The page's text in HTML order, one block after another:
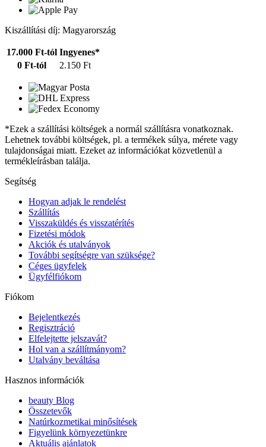
Kiszállítási díj: Magyarország
17.000 Ft-tól Ingyenes*
0 Ft-tól
2.150 Ft
*Ezek a szállítási költségek a normál szállításra vonatkoznak.
Lehetnek további költségek, pl. a termékek súlya, mérete vagy
tulajdonságai miatt. Ezeket az információkat közvetlenül a
termékleírásban találja.
Segítség
Hogyan adjak le rendelést
Szállítás
Visszaküldés és visszatérítés
Fizetési módok
Akciók és utalványok
További segítségre van szüksége?
Céges ügyfelek
Ügyfélfiókom
Fiókom
Bejelentkezés
Regisztráció
Elfelejtette jelszavát?
Hol van a szállítmányom?
Utalvány beváltása
Hasznos információk
beauty Blog
Összetevők
Natúrkozmetikai minősítések
Figyelünk környezetünkre
Aktuális ajánlatok